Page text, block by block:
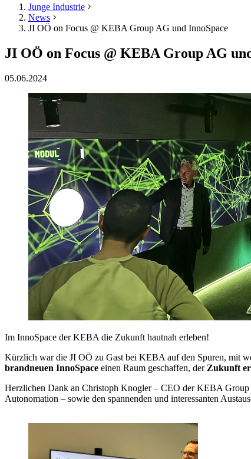
Junge Industrie
News
JI OÖ on Focus @ KEBA Group AG und InnoSpace
JI OÖ on Focus @ KEBA Group AG
05.06.2024
Im InnoSpace der KEBA die Zukunft hautnah erleben!
Kürzlich war die JI OÖ zu Gast bei KEBA auf den Spuren, mit
brandneuen InnoSpace einen Raum geschaffen, der Zukunft
Herzlichen Dank an Christoph Knogler – CEO der KEBA Group
Autonomation – sowie den spannenden und interessanten